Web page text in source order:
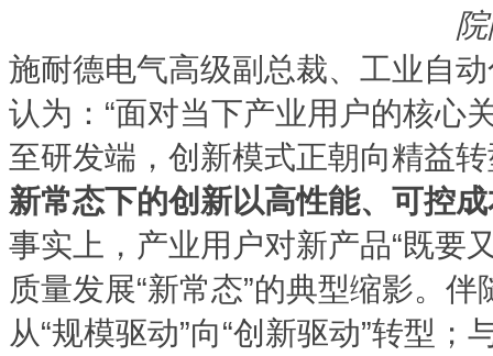
施耐德电气高级副总裁、工业自
认为：“面对当下产业用户的核心
至研发端，创新模式正朝向精益转
新常态下的创新以高性能、可控
事实上，产业用户对新产品“既要
质量发展“新常态”的典型缩影。
从“规模驱动”向“创新驱动”转型